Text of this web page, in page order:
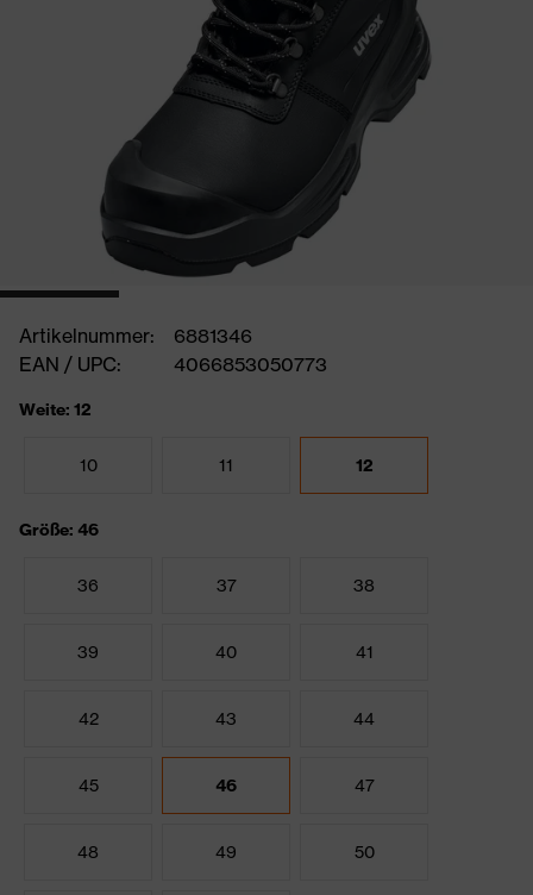
Artikelnummer:
6881346
EAN / UPC:
4066853050773
Weite: 12
10 11 12
Größe: 46
36 37 38
39 40 41
42 43 44
45 46 47
48 49 50